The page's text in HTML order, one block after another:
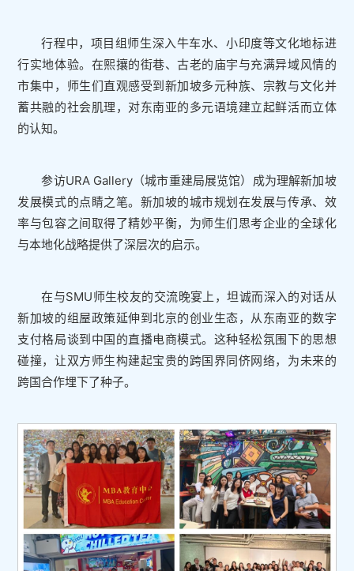
行程中，项目组师生深入牛车水、小印度等文化地标进
行实地体验。在熙攘的街巷、古老的庙宇与充满异域风情的
市集中，师生们直观感受到新加坡多元种族、宗教与文化并
蓄共融的社会肌理，对东南亚的多元语境建立起鲜活而立体
的认知。
参访URA Gallery（城市重建局展览馆）成为理解新加坡
发展模式的点睛之笔。新加坡的城市规划在发展与传承、效
率与包容之间取得了精妙平衡，为师生们思考企业的全球化
与本地化战略提供了深层次的启示。
在与SMU师生校友的交流晚宴上，坦诚而深入的对话从
新加坡的组屋政策延伸到北京的创业生态，从东南亚的数字
支付格局谈到中国的直播电商模式。这种轻松氛围下的思想
碰撞，让双方师生构建起宝贵的跨国界同侪网络，为未来的
跨国合作埋下了种子。